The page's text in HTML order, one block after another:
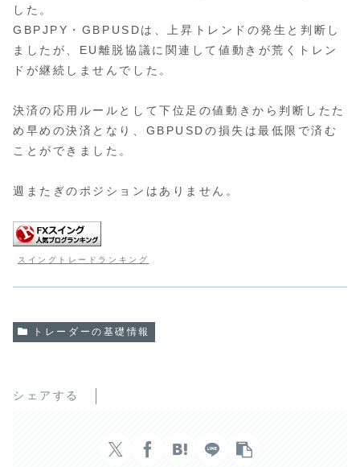
した。
GBPJPY・GBPUSDは、上昇トレンドの発生と判断し
ましたが、EU離脱協議に関連して値動きが荒くトレン
ドが継続しませんでした。
決済の応用ルールとして下位足の値動きから判断したた
め早めの決済となり、GBPUSDの損失は最低限で済む
ことができました。
週またぎのポジションはありません。
スイングトレードランキング
トレーダーの基礎情報
シェアする